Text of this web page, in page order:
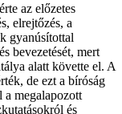
az előzetes
elrejtőzés, a
gyanúsítottal
bevezetését, mert
alatt követte el. A
de ezt a bíróság
megalapozott
és